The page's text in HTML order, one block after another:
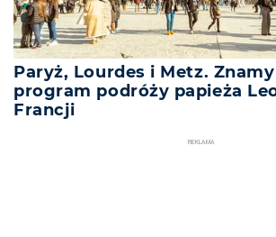
Paryż, Lourdes i Metz.
program podróży papieża
Francji
REKLAMA